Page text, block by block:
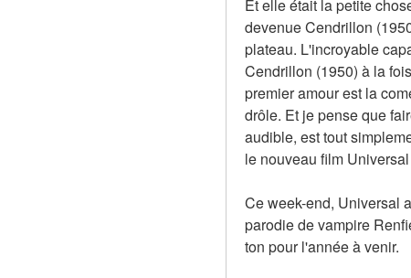
Et elle était la petite
devenue Cendrillon
plateau. L'incroyable
Cendrillon (1950) à la
premier amour est la
drôle. Et je pense que
audible, est tout
le nouveau film
Ce week-end, Universal
parodie de vampire
ton pour l'année à venir.